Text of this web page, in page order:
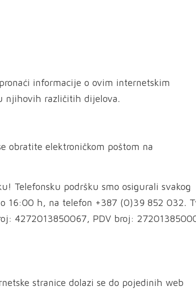
informacije o ovim internetskim
njihovih različitih dijelova.
obratite elektroničkom poštom na
Telefonsku podršku smo osigurali svakog
16:00 h, na telefon +387 (0)39 852 032.
4272013850067, PDV broj:
stranice dolazi se do pojedinih web